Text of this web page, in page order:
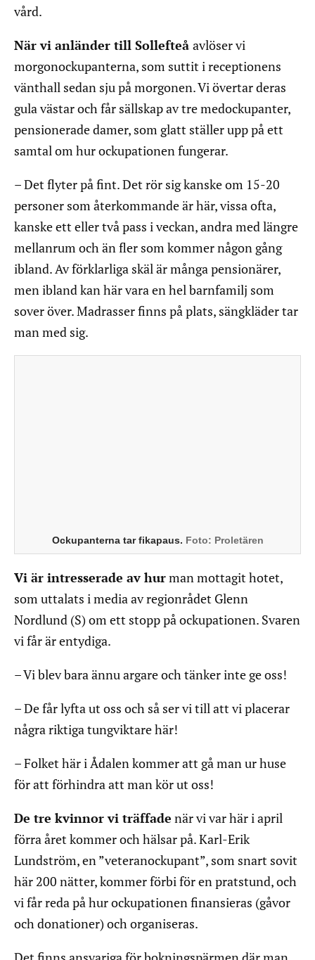
vård.
När vi anländer till Sollefteå avlöser vi
morgonockupanterna, som suttit i receptionens
vänthall sedan sju på morgonen. Vi övertar deras
gula västar och får sällskap av tre medockupanter,
pensionerade damer, som glatt ställer upp på ett
samtal om hur ockupationen fungerar.
– Det flyter på fint. Det rör sig kanske om 15-20
personer som återkommande är här, vissa ofta,
kanske ett eller två pass i veckan, andra med längre
mellanrum och än fler som kommer någon gång
ibland. Av förklarliga skäl är många pensionärer,
men ibland kan här vara en hel barnfamilj som
sover över. Madrasser finns på plats, sängkläder tar
man med sig.
Ockupanterna tar fikapaus. Foto: Proletären
Vi är intresserade av hurman mottagit hotet,
som uttalats i media av regionrådet Glenn
Nordlund (S) om ett stopp på ockupationen. Svaren
vi får är entydiga.
– Vi blev bara ännu argare och tänker inte ge oss!
– De får lyfta ut oss och så ser vi till att vi placerar
några riktiga tungviktare här!
– Folket här i Ådalen kommer att gå man ur huse
för att förhindra att man kör ut oss!
De tre kvinnor vi träffade när vi var här i april
förra året kommer och hälsar på. Karl-Erik
Lundström, en ”veteranockupant”, som snart sovit
här 200 nätter, kommer förbi för en pratstund, och
vi får reda på hur ockupationen finansieras (gåvor
och donationer) och organiseras.